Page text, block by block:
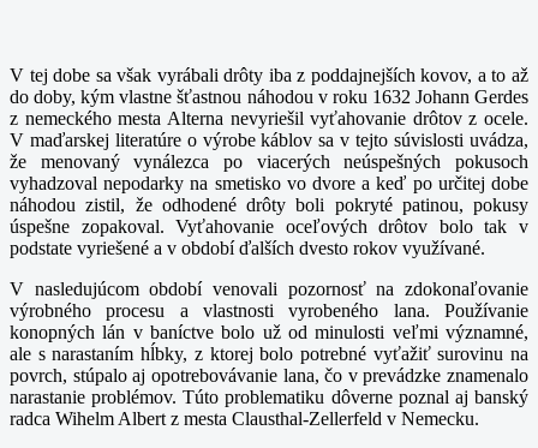
V tej dobe sa však vyrábali drôty iba z poddajnejších kovov, a to až
do doby, kým vlastne šťastnou náhodou v roku 1632 Johann Gerdes
z nemeckého mesta Alterna nevyriešil vyťahovanie drôtov z ocele.
V maďarskej literatúre o výrobe káblov sa v tejto súvislosti uvádza,
že menovaný vynálezca po viacerých neúspešných pokusoch
vyhadzoval nepodarky na smetisko vo dvore a keď po určitej dobe
náhodou zistil, že odhodené drôty boli pokryté patinou, pokusy
úspešne zopakoval. Vyťahovanie oceľových drôtov bolo tak v
podstate vyriešené a v období ďalších dvesto rokov využívané.
V nasledujúcom období venovali pozornosť na zdokonaľovanie
výrobného procesu a vlastnosti vyrobeného lana. Používanie
konopných lán v baníctve bolo už od minulosti veľmi významné,
ale s narastaním hĺbky, z ktorej bolo potrebné vyťažiť surovinu na
povrch, stúpalo aj opotrebovávanie lana, čo v prevádzke znamenalo
narastanie problémov. Túto problematiku dôverne poznal aj banský
radca Wihelm Albert z mesta Clausthal-Zellerfeld v Nemecku.